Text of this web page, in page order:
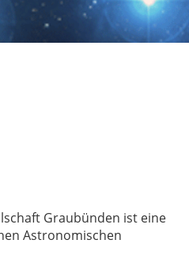
Graubünden ist eine
Astronomischen